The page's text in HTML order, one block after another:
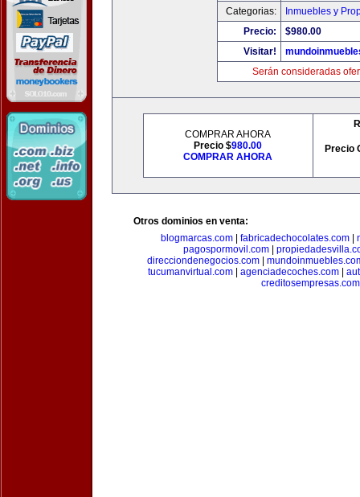
Categorias:
Inmuebles y
Precio:
$980.00
Visitar!
Serán consideradas
COMPRAR AHORA
Precio $980.00
COMPRAR AHORA
Precio
Otros dominios en venta:
blogmarcas.com
fabricadechocolates.com
pagospormovil.com
direcciondenegocios.com
tucumanvirtual.com| agenciadecoches.com|
creditosempresas.com